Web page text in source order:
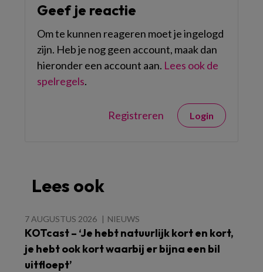
Geef je reactie
Om te kunnen reageren moet je ingelogd
zijn. Heb je nog geen account, maak dan
hieronder een account aan. Lees ook de
spelregels.
Registreren Login
Lees ook
7 AUGUSTUS 2026 NIEUWS
KOTcast – ‘Je hebt natuurlijk kort en kort,
je hebt ook kort waarbij er bijna een bil
uitfloept’